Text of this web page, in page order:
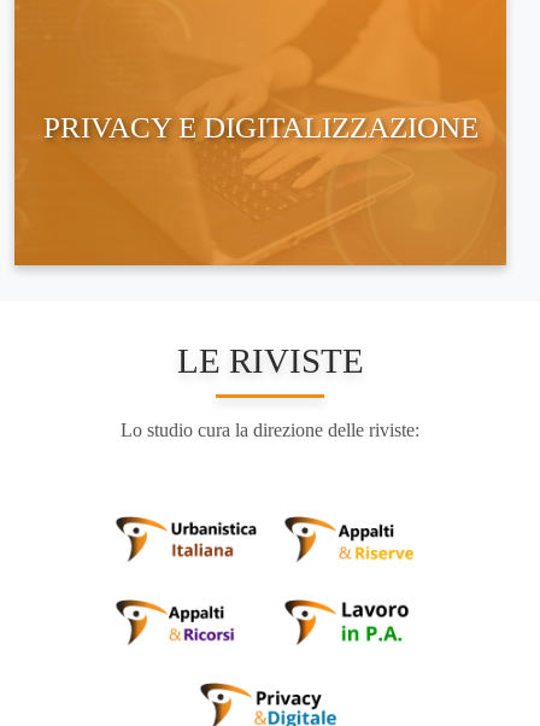
PRIVACY E DIGITALIZZAZIONE
LE RIVISTE
Lo studio cura la direzione delle riviste: